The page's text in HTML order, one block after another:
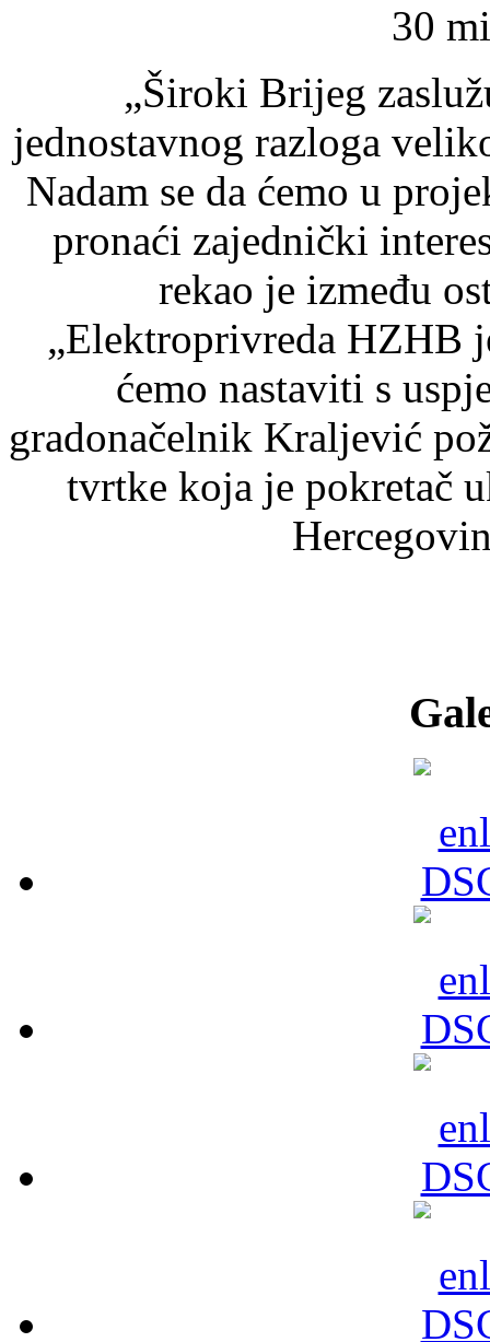
30
„Široki Brijeg
jednostavnog razloga
Nadam se da ćemo u
pronaći zajednički
rekao je između
„Elektroprivreda HZHB
ćemo nastaviti s
gradonačelnik Kraljević
tvrtke koja je pokretač